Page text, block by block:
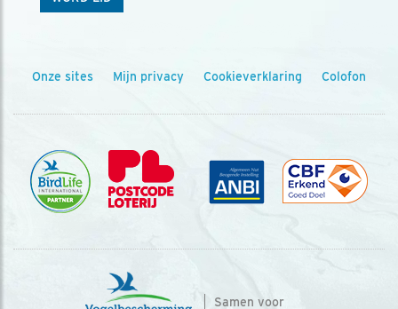
Onze sites Mijn privacy Cookieverklaring Colofon
Samen voor